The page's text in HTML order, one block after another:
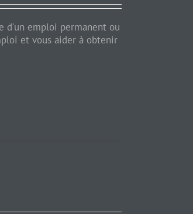
d'un emploi permanent ou
et vous aider à obtenir